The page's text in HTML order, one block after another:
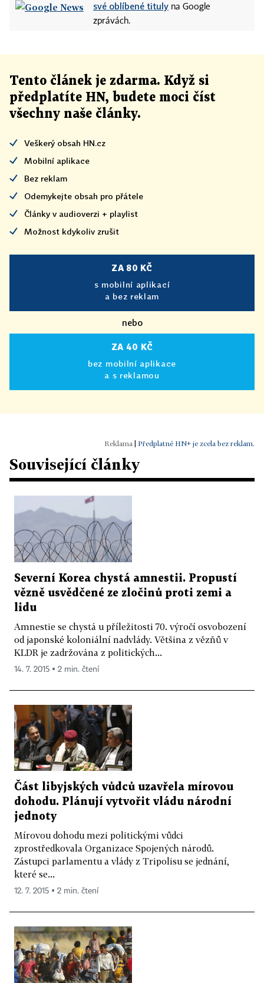
své oblíbené tituly na Google
zprávách.
Tento článek je zdarma. Když si
předplatíte HN, budete moci číst
všechny naše články.
Veškerý obsah HN.cz
Mobilní aplikace
Bez reklam
Odemykejte obsah pro přátele
Články v audioverzi + playlist
Možnost kdykoliv zrušit
ZA 80 KČ
s mobilní aplikací
a bez reklam
nebo
ZA 40 KČ
bez mobilní aplikace
a s reklamou
Předplatné HN+ je zcela bez reklam.
Související články
Severní Korea chystá amnestii. Propustí
vězně usvědčené ze zločinů proti zemi a
lidu
Amnestie se chystá u příležitosti 70. výročí osvobození
od japonské koloniální nadvlády. Většina z vězňů v
KLDR je zadržována z politických...
14. 7. 2015 ▪ 2 min. čtení
Část libyjských vůdců uzavřela mírovou
dohodu. Plánují vytvořit vládu národní
jednoty
Mírovou dohodu mezi politickými vůdci
zprostředkovala Organizace Spojených národů.
Zástupci parlamentu a vlády z Tripolisu se jednání,
které se...
12. 7. 2015 ▪ 2 min. čtení